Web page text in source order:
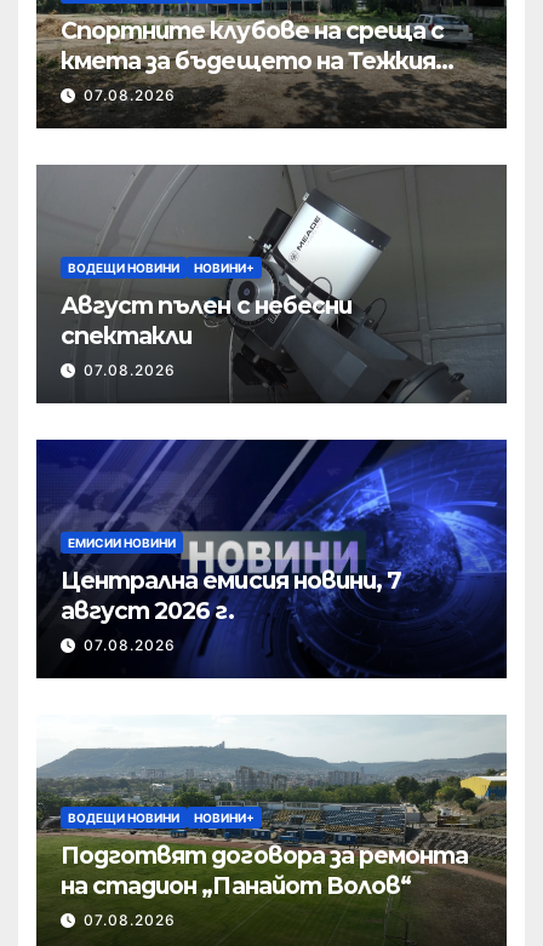
Спортните клубове на среща с
кмета за бъдещето на Тежкия
полк
07.08.2026
ВОДЕЩИ НОВИНИ НОВИНИ+
Август пълен с небесни
спектакли
07.08.2026
ЕМИСИИ НОВИНИ
Централна емисия новини, 7
август 2026 г.
07.08.2026
ВОДЕЩИ НОВИНИ НОВИНИ+
Подготвят договора за ремонта
на стадион „Панайот Волов“
07.08.2026